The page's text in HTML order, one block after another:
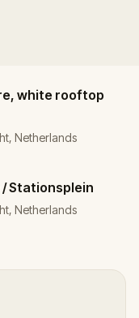
white rooftop
Netherlands
Stationsplein
Netherlands